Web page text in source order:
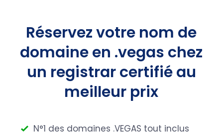
Réservez votre nom de
domaine en .vegas chez
un registrar certifié au
meilleur prix
N°1 des domaines .VEGAS tout inclus